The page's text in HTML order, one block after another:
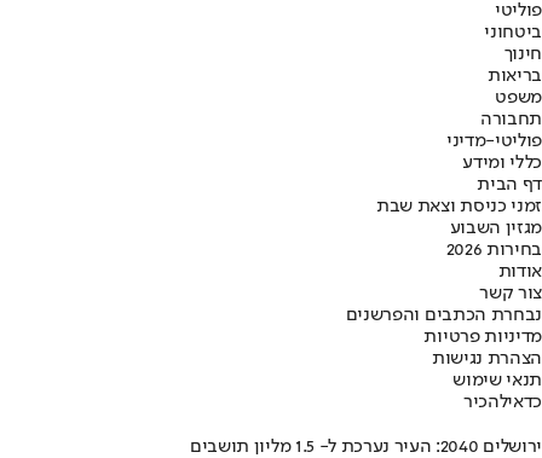
פוליטי
ביטחוני
חינוך
בריאות
משפט
תחבורה
פוליטי-מדיני
כללי ומידע
דף הבית
זמני כניסת וצאת שבת
מגזין השבוע
בחירות 2026
אודות
צור קשר
נבחרת הכתבים והפרשנים
מדיניות פרטיות
הצהרת נגישות
תנאי שימוש
כדאילהכיר
ירושלים 2040: העיר נערכת ל- 1.5 מליון תושבים